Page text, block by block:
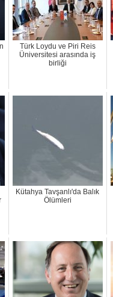
Türk Loydu ve Piri Reis
Üniversitesi arasında iş
birliği
Kütahya Tavşanlı'da Balık
Ölümleri